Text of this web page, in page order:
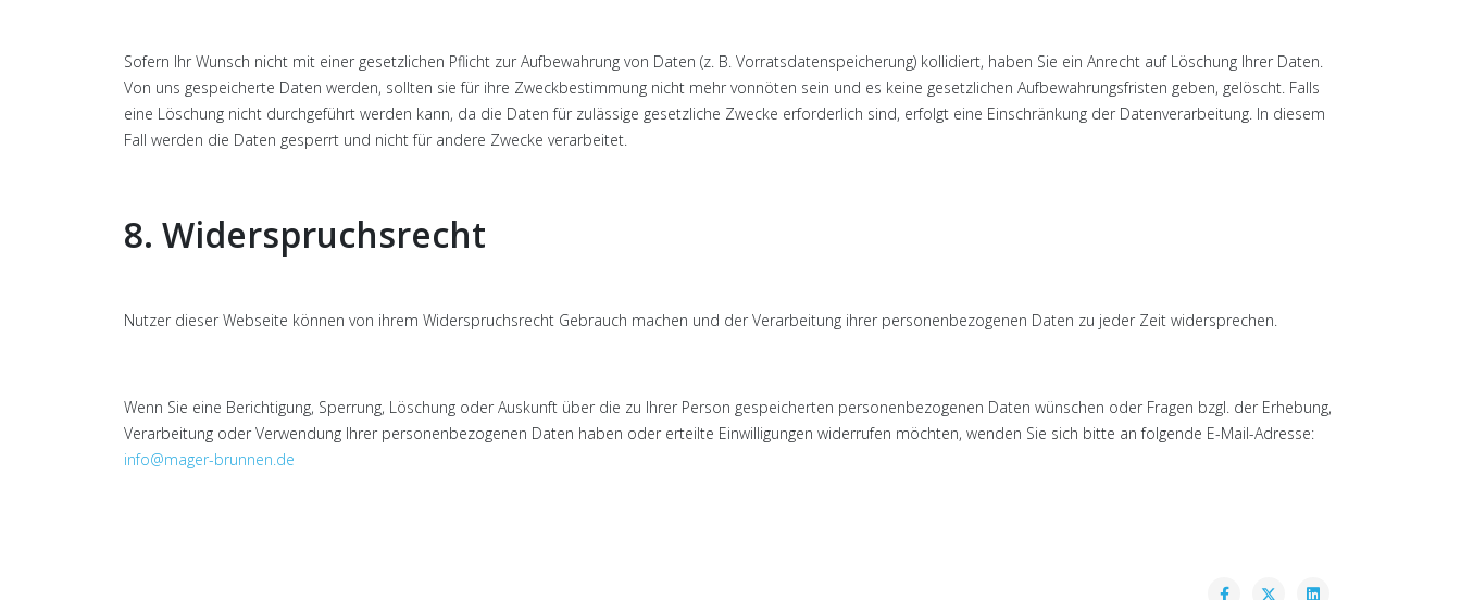
Sofern Ihr Wunsch nicht mit einer gesetzlichen Pflicht zur Aufbewahrung von Daten (z. B. Vorratsdatenspeicherung) kollidiert, haben Sie ein Anrecht auf Löschung Ihrer Daten.
Von uns gespeicherte Daten werden, sollten sie für ihre Zweckbestimmung nicht mehr vonnöten sein und es keine gesetzlichen Aufbewahrungsfristen geben, gelöscht. Falls
eine Löschung nicht durchgeführt werden kann, da die Daten für zulässige gesetzliche Zwecke erforderlich sind, erfolgt eine Einschränkung der Datenverarbeitung. In diesem
Fall werden die Daten gesperrt und nicht für andere Zwecke verarbeitet.
8. Widerspruchsrecht
Nutzer dieser Webseite können von ihrem Widerspruchsrecht Gebrauch machen und der Verarbeitung ihrer personenbezogenen Daten zu jeder Zeit widersprechen.
Wenn Sie eine Berichtigung, Sperrung, Löschung oder Auskunft über die zu Ihrer Person gespeicherten personenbezogenen Daten wünschen oder Fragen bzgl. der Erhebung,
Verarbeitung oder Verwendung Ihrer personenbezogenen Daten haben oder erteilte Einwilligungen widerrufen möchten, wenden Sie sich bitte an folgende E-Mail-Adresse:
info@mager-brunnen.de